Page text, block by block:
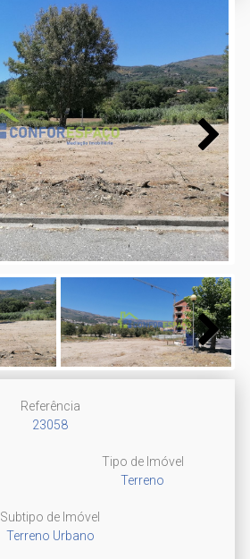
Next
Next
Referência
23058
Tipo de Imóvel
Terreno
Subtipo de Imóvel
Terreno Urbano